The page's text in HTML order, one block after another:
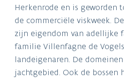
Herkenrode en is geworden
de commerciële viskweek.
zijn eigendom van adellijke
familie Villenfagne de
landeigenaren. De
jachtgebied. Ook de bossen